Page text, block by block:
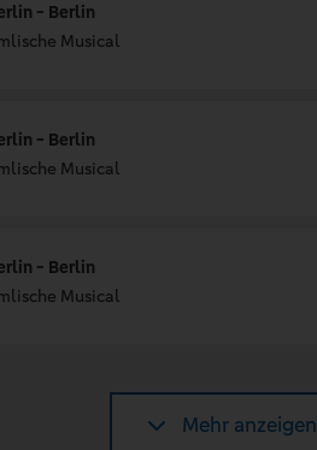
- Berlin
Musical
- Berlin
Musical
- Berlin
Musical
Mehr anzeigen